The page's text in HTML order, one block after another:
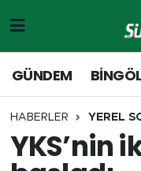
GÜNDEM BİNGÖL
HABERLER YEREL
YKS’nin
Genç
Solhan
Merkez Hava
Merkez Trafik